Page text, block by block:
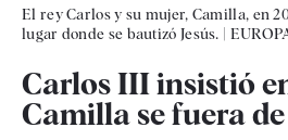
El rey Carlos y su mujer, Camilla, en
lugar donde se bautizó Jesús.
Carlos III insistió
Camilla se fuera